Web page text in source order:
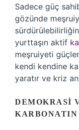
Sadece güç
gözünde
yurttaşın aktif
meşruiyeti
kendi kendine
yaratır ve kriz
DEMOKRASI
KARBONATIN